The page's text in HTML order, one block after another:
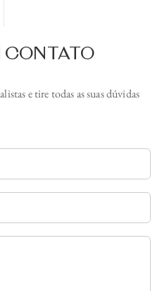
CONTATO
e tire todas as suas dúvidas